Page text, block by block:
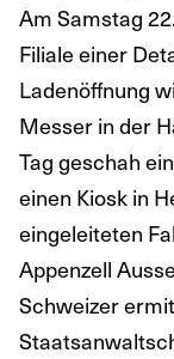
Am Samstag
Filiale einer
Ladenöffnung
Messer in der
Tag geschah
einen Kiosk in
eingeleiteten
Appenzell
Schweizer